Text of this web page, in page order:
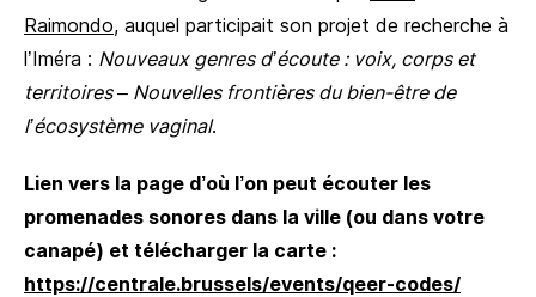
Raimondo, auquel participait son projet de recherche à
l’Iméra : Nouveaux genres d’écoute : voix, corps et
territoires – Nouvelles frontières du bien-être de
l’écosystème vaginal.
Lien vers la page d’où l’on peut écouter les
promenades sonores dans la ville (ou dans votre
canapé) et télécharger la carte :
https://centrale.brussels/events/qeer-codes/